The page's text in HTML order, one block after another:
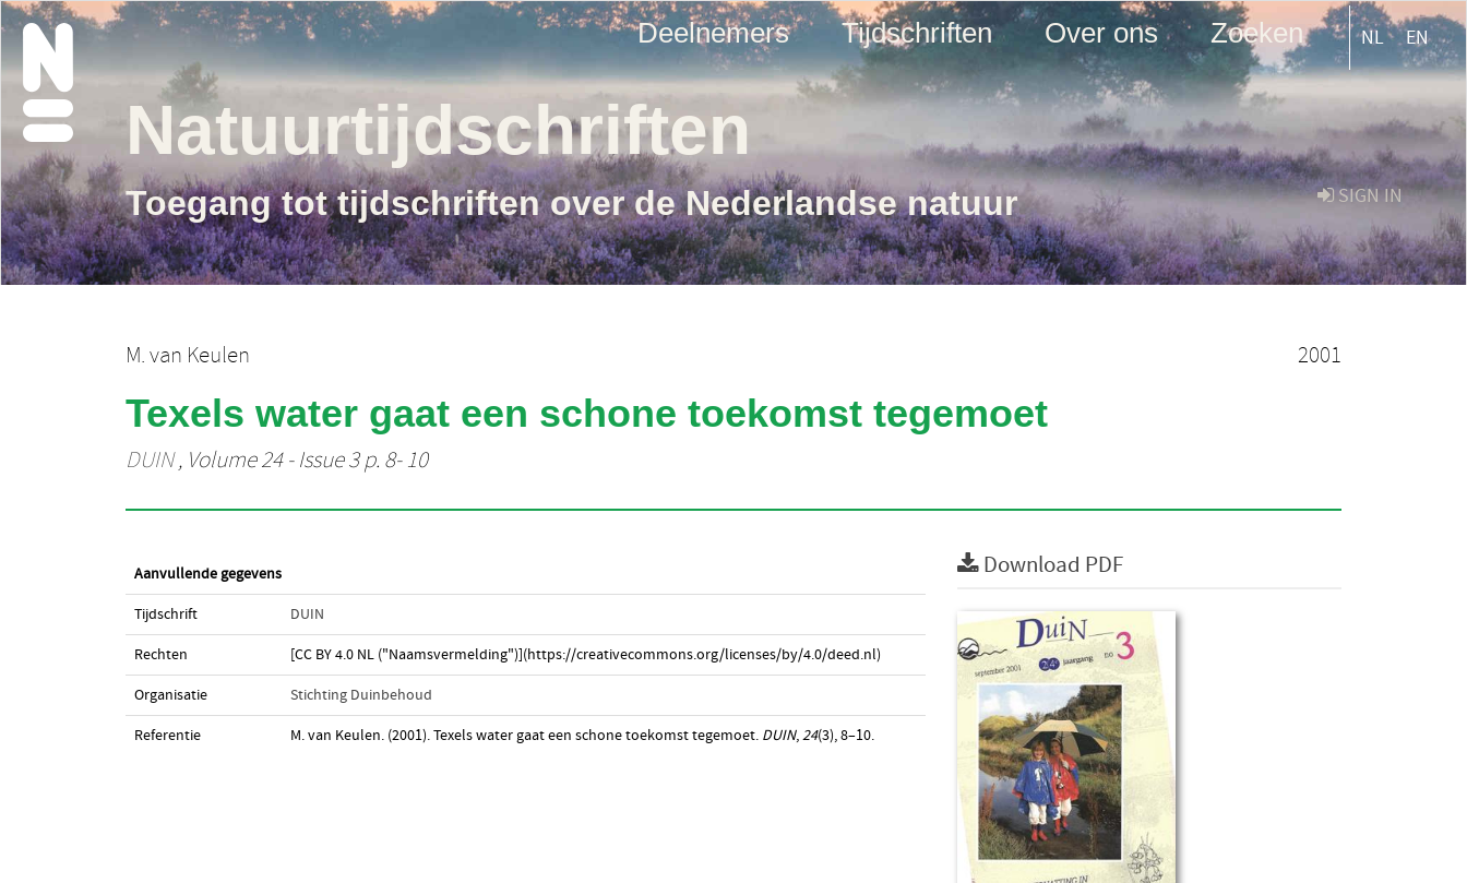
Deelnemers Tijdschriften Over ons Zoeken NL EN
SIGN IN
Natuurtijdschriften
Toegang tot tijdschriften over de Nederlandse natuur
M. van Keulen 2001
Texels water gaat een schone toekomst tegemoet
DUIN, Volume 24 - Issue 3 p. 8- 10
Aanvullende gegevens
Tijdschrift DUIN
Rechten [CC BY 4.0 NL ("Naamsvermelding")](https://creativecommons.org/licenses/by/4.0/deed.nl)
Organisatie Stichting Duinbehoud
Referentie M. van Keulen. (2001). Texels water gaat een schone toekomst tegemoet. DUIN,24(3), 8–10.
Download PDF